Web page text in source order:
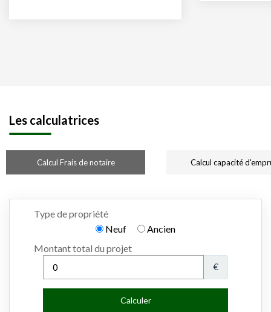
Les calculatrices
Calcul Frais de notaire Calcul capacité